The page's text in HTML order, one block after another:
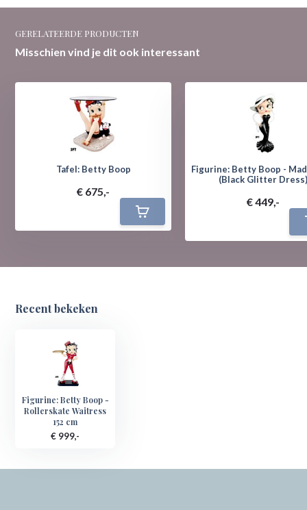
GERELATEERDE PRODUCTEN
Misschien vind je dit ook interessant
Tafel: Betty Boop
€ 675,-
Figurine: Betty Boop -
(Black Glitter Dress)
€ 449,-
Recent bekeken
Figurine: Betty Boop -
Rollerskate Waitress
152 cm
€ 999,-